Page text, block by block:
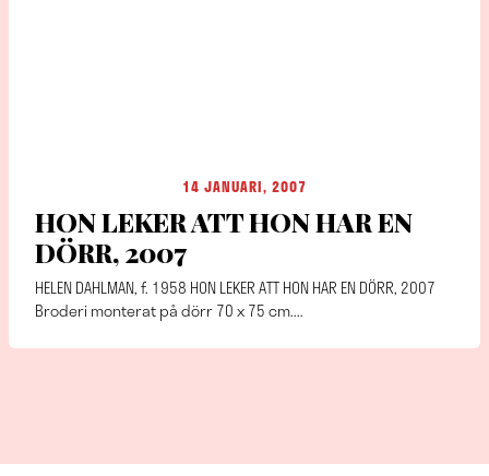
14 JANUARI, 2007
HON LEKER ATT HON HAR EN
DÖRR, 2007
HELEN DAHLMAN, f. 1958 HON LEKER ATT HON HAR EN DÖRR, 2007
Broderi monterat på dörr 70 x 75 cm....